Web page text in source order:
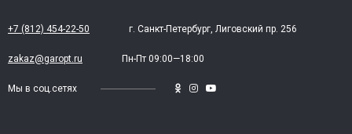
+7 (812) 454-22-50 г. Санкт-Петербург, Лиговский пр. 256
zakaz@garopt.ru Пн-Пт 09:00—18:00
Мы в соц.сетях